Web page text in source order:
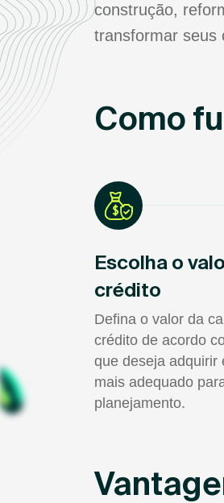
construção,
transformar seus
Como
Escolha o
crédito
Defina o valor da
crédito de acordo
que deseja adquirir
mais adequado
planejamento.